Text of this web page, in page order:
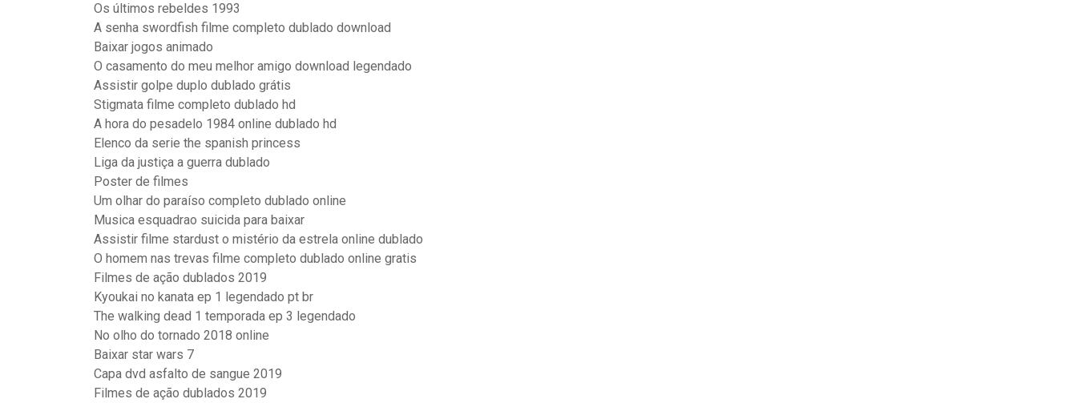
Os últimos rebeldes 1993
A senha swordfish filme completo dublado download
Baixar jogos animado
O casamento do meu melhor amigo download legendado
Assistir golpe duplo dublado grátis
Stigmata filme completo dublado hd
A hora do pesadelo 1984 online dublado hd
Elenco da serie the spanish princess
Liga da justiça a guerra dublado
Poster de filmes
Um olhar do paraíso completo dublado online
Musica esquadrao suicida para baixar
Assistir filme stardust o mistério da estrela online dublado
O homem nas trevas filme completo dublado online gratis
Filmes de ação dublados 2019
Kyoukai no kanata ep 1 legendado pt br
The walking dead 1 temporada ep 3 legendado
No olho do tornado 2018 online
Baixar star wars 7
Capa dvd asfalto de sangue 2019
Filmes de ação dublados 2019